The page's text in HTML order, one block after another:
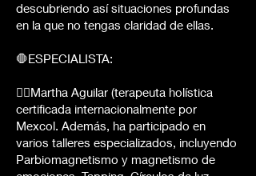
descubriendo así situaciones profundas
en la que no tengas claridad de ellas.
🛑ESPECIALISTA:
🧑‍⚕️Martha Aguilar (terapeuta holística
certificada internacionalmente por
Mexcol. Además, ha participado en
varios talleres especializados, incluyendo
Parbiomagnetismo y magnetismo de